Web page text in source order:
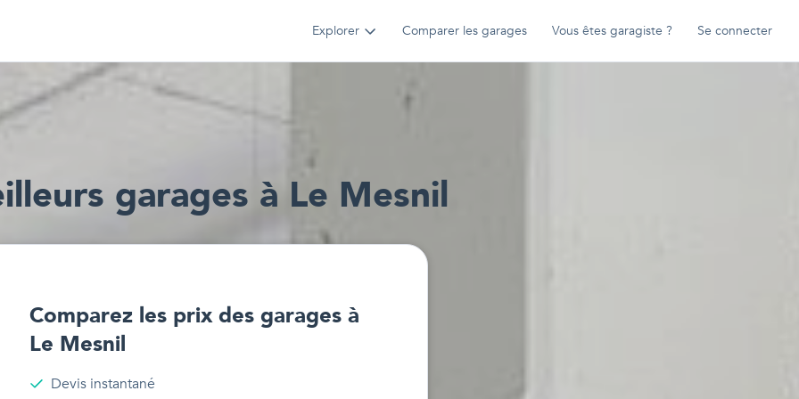
Explorer Comparer les garages Vous êtes garagiste ? Se connecter
s garages à Le Mesnil
Comparez les prix des garages à
Le Mesnil
Devis instantané